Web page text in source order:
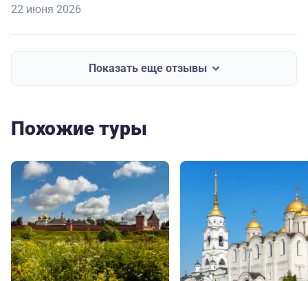
22 июня 2026
Показать еще отзывы
Похожие туры